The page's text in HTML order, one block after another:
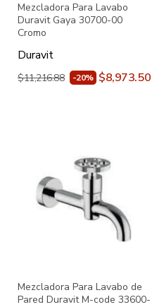
Mezcladora Para Lavabo
Duravit Gaya 30700-00
Cromo
Duravit
$11,216.88 -20% $8,973.50
Mezcladora Para Lavabo de
Pared Duravit M-code 33600-